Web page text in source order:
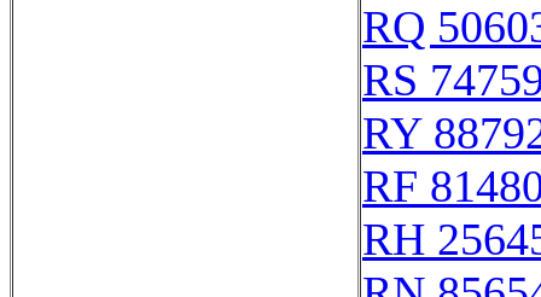
RQ
RS
RY
RF
RH